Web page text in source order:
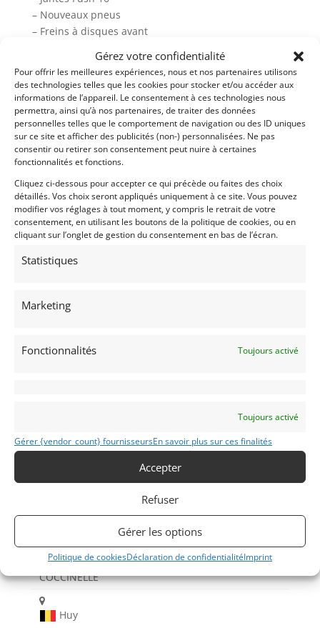
Gérez votre confidentialité
Pour offrir les meilleures expériences, nous et nos partenaires utilisons
des technologies telles que les cookies pour stocker et/ou accéder aux
informations de l’appareil. Le consentement à ces technologies nous
permettra, ainsi qu’à nos partenaires, de traiter des données
personnelles telles que le comportement de navigation ou des ID uniques
sur ce site et afficher des publicités (non-) personnalisées. Ne pas
consentir ou retirer son consentement peut nuire à certaines
fonctionnalités et fonctions.
Cliquez ci-dessous pour accepter ce qui précède ou faites des choix
détaillés. Vos choix seront appliqués uniquement à ce site. Vous pouvez
modifier vos réglages à tout moment, y compris le retrait de votre
consentement, en utilisant les boutons de la politique de cookies, ou en
cliquant sur l’onglet de gestion du consentement en bas de l’écran.
Statistiques
Marketing
Fonctionnalités Toujours activé
Toujours activé
Gérer {vendor_count} fournisseursEn savoir plus sur ces finalités
Accepter
Refuser
Gérer les options
Politique de cookiesDéclaration de confidentialitéImprint
– Nouveaux pneus
– Freins à disques avant
Ce véhicule est la plus ancienne Coccinelle
construite après-guerre.
Elle se reconnaît à la lunette arrière-split avec la
barre entre les vitres.
Cette VW Binocle aVends très rare Volkswagen
Coccinelle ‘’Split window’’
– Livré avec contrôle technique et demande
d’immatriculation
– Plus de photos sur notre site www.myvintage.be
Partager cette annonce
Publié: 23 août 2022 (il y a 4 ans)
AUTO
Voitures de collection
Allemandes
COCCINELLE
Huy